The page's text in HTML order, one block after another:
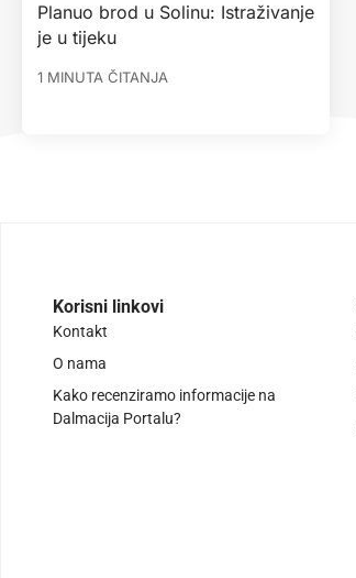
Planuo brod u Solinu: Istraživanje
je u tijeku
1 MINUTA ČITANJA
Korisni linkovi
Kontakt
O nama
Kako recenziramo informacije na
Dalmacija Portalu?